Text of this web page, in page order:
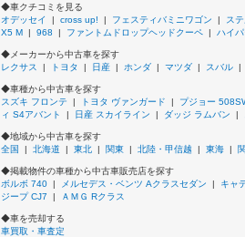
1.3 アルテII 4WD
1.3 アルテII-アルファ
1.3 コールマンバージョン
1.3 コールマンバージョン 4WD
1.3 スクエア
1.3 スクエア 4WD
1.3 スクエアGタイプ
1.3 スクエアGタイプ 4WD
1.3 スペシャルエディション
1.3 スペシャルエディション 4WD
1.3 スペシャルエディション CVT-M6
1.3 スペシャルエディション CVT-M6 4WD
1.3 ナビエディション
1.3 ナビエディション 4WD
◆車クチコミを見る
オデッセイ
| cross up! | フェスティバミニワゴン | ス
X5 M | 968 | ファントムドロップヘッドクーペ | ハイパ
◆メーカーから中古車を探す
レクサス
| トヨタ | 日産 | ホンダ | マツダ | スバル |
◆車種から中古車を探す
スズキ フロンテ | トヨタ ヴァンガード | プジョー
ィ S4アバント
| 日産 スカイライン | ダッジ ラムバン |
◆地域から中古車を探す
全国
| 北海道 | 東北 | 関東 | 北陸・甲信越 | 東海 |
◆掲載物件の車種から中古車販売店を探す
ボルボ 740 | メルセデス・ベンツ Aクラスセダン | キャ
ジープ CJ7 | ＡＭＧ Rクラス
◆車を売却する
車買取・車査定